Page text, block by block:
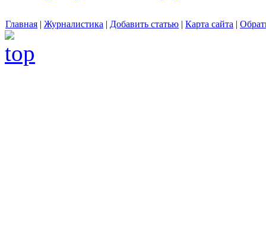
Главная | Журналистика | Добавить статью | Карта сайта |